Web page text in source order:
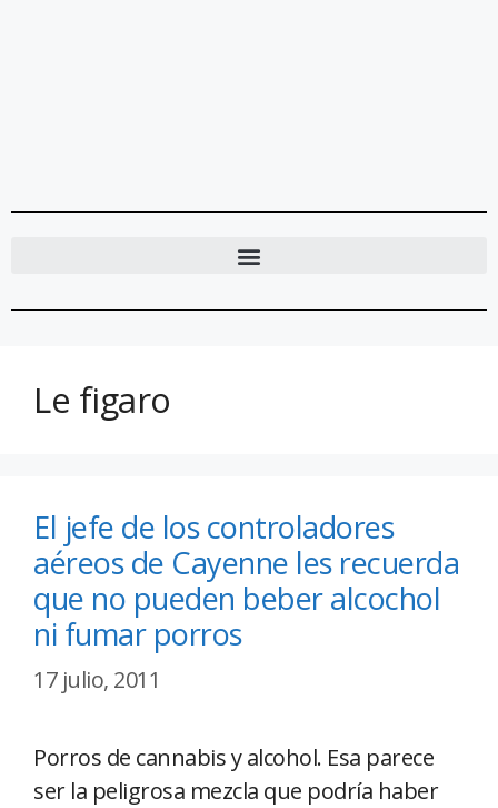
Le figaro
El jefe de los controladores
aéreos de Cayenne les recuerda
que no pueden beber alcochol
ni fumar porros
17 julio, 2011
Porros de cannabis y alcohol. Esa parece
ser la peligrosa mezcla que podría haber